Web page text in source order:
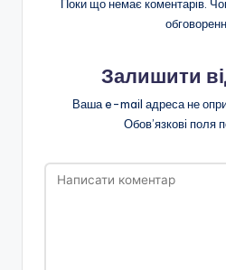
Поки що немає коментарів.
Залишити
Ваша e-mail адреса не
Обов’язкові поля